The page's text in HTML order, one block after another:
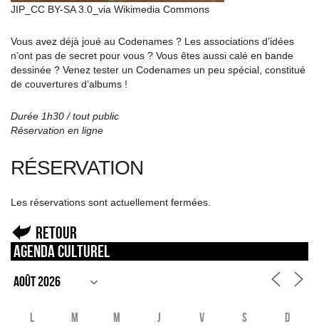
JIP_CC BY-SA 3.0_via Wikimedia Commons
Vous avez déjà joué au Codenames ? Les associations d’idées
n’ont pas de secret pour vous ? Vous êtes aussi calé en bande
dessinée ? Venez tester un Codenames un peu spécial, constitué
de couvertures d’albums !
Durée 1h30 / tout public
Réservation en ligne
RÉSERVATION
Les réservations sont actuellement fermées.
Retour
Agenda culturel
L M M J V S D